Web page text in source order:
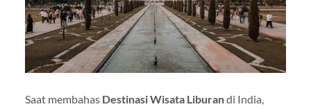
Saat membahas Destinasi Wisata Liburandi India,